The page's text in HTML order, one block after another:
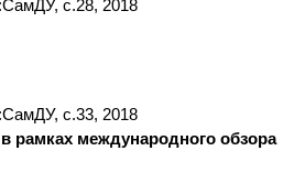
с.28, 2018
с.33, 2018
рамках международного обзора